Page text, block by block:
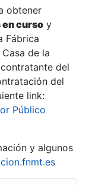
obtener
curso y
Fábrica
de la
del
del
link:
Público
y algunos